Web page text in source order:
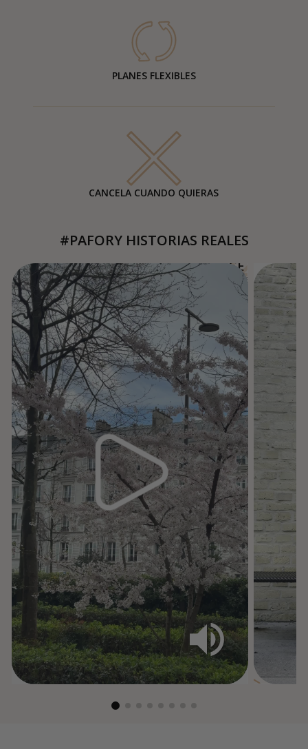
PLANES FLEXIBLES
CANCELA CUANDO QUIERAS
#PAFORY HISTORIAS REALES